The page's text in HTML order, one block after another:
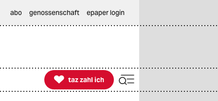
abo genossenschaft epaper login

taz zahl ich
taz zahl ich